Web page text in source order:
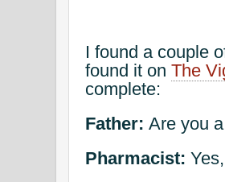
I found a couple
found it on The
complete:
Father: Are you
Pharmacist: